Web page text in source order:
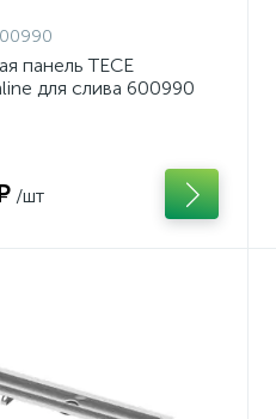
панель TECE
для слива 600990
/шт